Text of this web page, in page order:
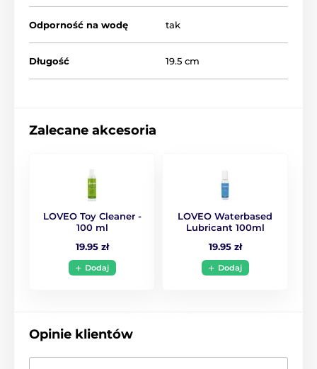
Odporność na wodę tak
Długość 19.5 cm
Zalecane akcesoria
LOVEO Toy Cleaner -
100 ml
19.95 zł
Dodaj
LOVEO Waterbased
Lubricant 100ml
19.95 zł
Dodaj
Opinie klientów